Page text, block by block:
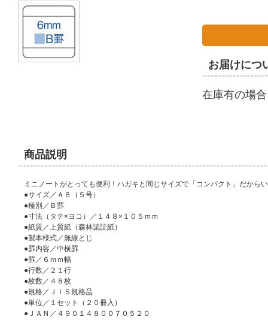
お届けにつ
在庫有の場
商品説明
ミニノートがとっても便利！ハガキと同じサイズで「コンパクト」だか
●サイズ／Ａ６（５号）
●種別／Ｂ罫
●寸法（タテ×ヨコ）／１４８×１０５ｍｍ
●紙質／上質紙（森林認証紙）
●製本様式／無線とじ
●罫内容／中横罫
●罫／６ｍｍ幅
●行数／２１行
●枚数／４８枚
●規格／ＪＩＳ規格品
●単位／１セット（２０冊入）
●ＪＡＮ／４９０１４８００７０５２０